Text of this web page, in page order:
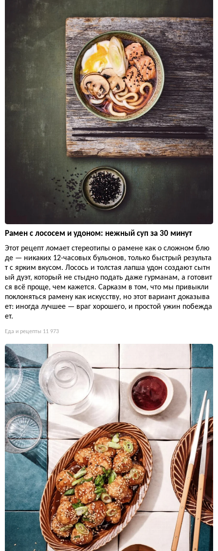
Рамен с лососем и удоном: нежный суп за 30 минут
Этот рецепт ломает стереотипы о рамене как о сложном блю
де — никаких 12-часовых бульонов, только быстрый результа
т с ярким вкусом. Лосось и толстая лапша удон создают сытн
ый дуэт, который не стыдно подать даже гурманам, а готовит
ся всё проще, чем кажется. Сарказм в том, что мы привыкли
поклоняться рамену как искусству, но этот вариант доказыва
ет: иногда лучшее — враг хорошего, и простой ужин побежда
ет.
Еда и рецепты 11 973